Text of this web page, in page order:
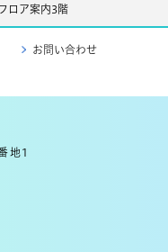
フロア案内3階
お問い合わせ
地1